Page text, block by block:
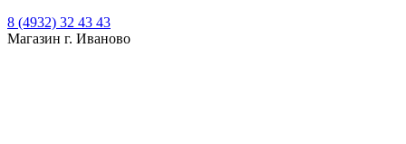
8 (4932) 32 43 43
Магазин г. Иваново